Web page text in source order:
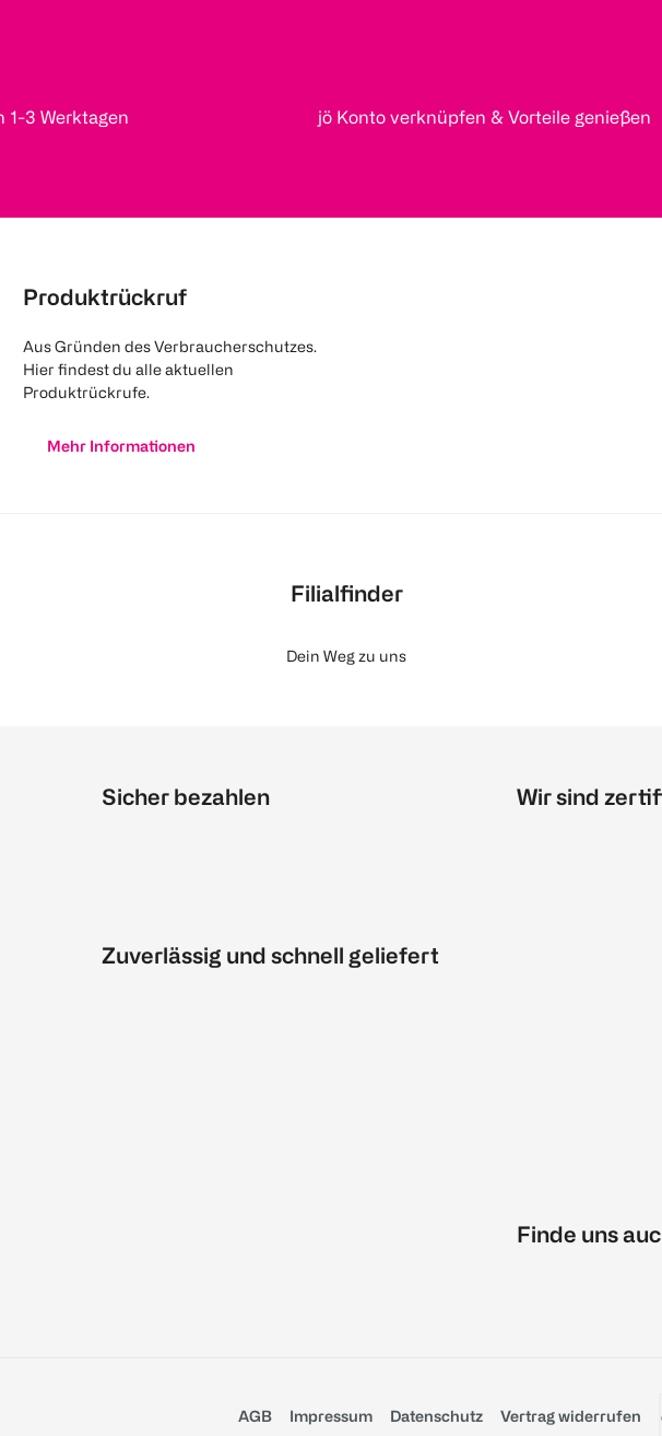
1-3 Werktagen jö Konto verknüpfen & Vorteile genießen
Produktrückruf
Aus Gründen des Verbraucherschutzes.
Hier findest du alle aktuellen
Produktrückrufe.
Mehr Informationen
Filialfinder
Dein Weg zu uns
Sicher bezahlen
Zuverlässig und schnell geliefert
Wir sind
Finde uns
AGB Impressum Datenschutz Vertrag widerrufen